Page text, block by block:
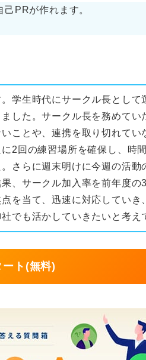
PRが作れます。
学生時代にサークル長として
した。サークル長を務めてい
ことや、連携を取り切れてい
2回の練習場所を確保し、時
さらに週末明けに今週の活動
、サークル加入率を前年度の
を当て、迅速に対応していき
でも活かしていきたいと考え
ト(無料)